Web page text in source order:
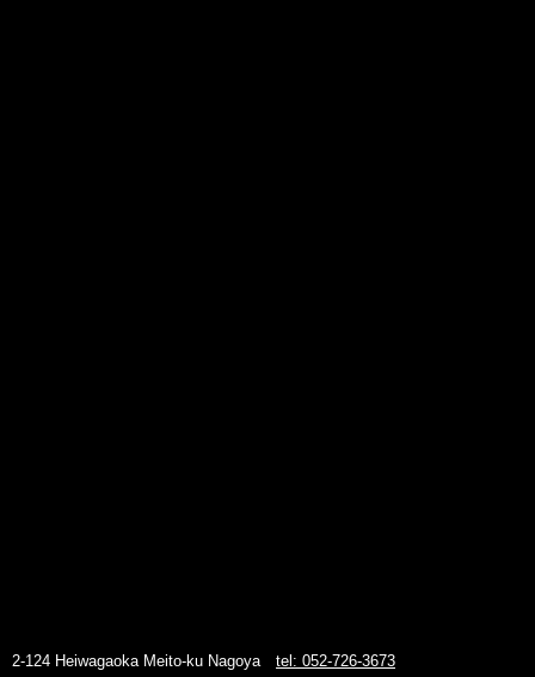
2-124 Heiwagaoka Meito-ku Nagoya tel: 052-726-3673